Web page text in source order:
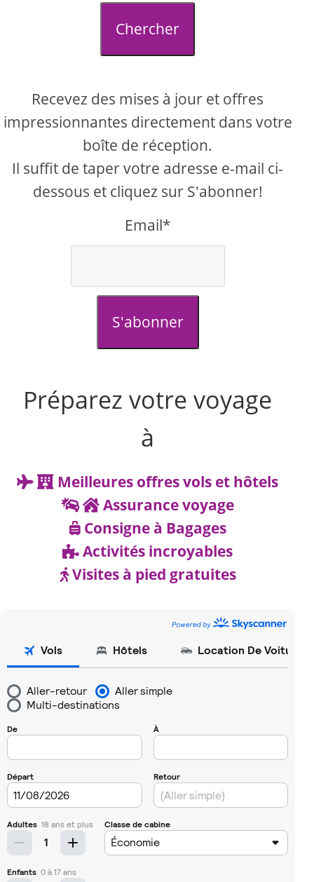
Chercher
Recevez des mises à jour et offres
impressionnantes directement dans votre
boîte de réception.
Il suffit de taper votre adresse e-mail ci-
dessous et cliquez sur S'abonner!
Email*
S'abonner
Préparez votre voyage
à
Meilleures offres vols et hôtels
Assurance voyage
Consigne à Bagages
Activités incroyables
Visites à pied gratuites